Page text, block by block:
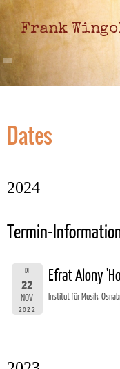
Frank
Dates
2024
Termin-
DI
22
NOV
2022
Efrat Alony
Institut für Musik,